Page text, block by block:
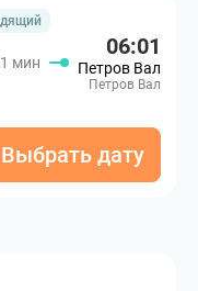
мин
06:01
Петров Вал
Петров Вал
Выбрать дату